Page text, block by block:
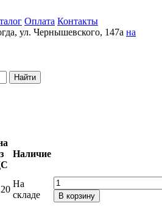
Оплата Контакты
ул. Чернышевского, 147а на
Найти
Наличие
На
складе
В корзину